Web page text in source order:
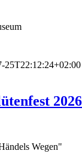
25T22:12:24+02:00
Wegen"